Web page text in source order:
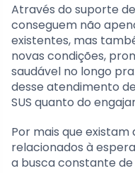
Através do suporte
conseguem não
existentes, mas
novas condições,
saudável no longo
desse atendimento
SUS quanto do
Por mais que
relacionados à
a busca constante